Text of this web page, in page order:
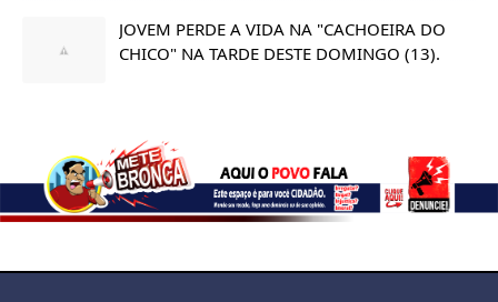
JOVEM PERDE A VIDA NA "CACHOEIRA DO
CHICO" NA TARDE DESTE DOMINGO (13).